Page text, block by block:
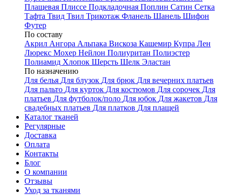
Плащевая Плиссе Подкладочная Поплин Сатин Сетка
Тафта Твид Твил Трикотаж Фланель Шанель Шифон
Футер
По составу
Акрил Ангора Альпака Вискоза Кашемир Купра Лен
Люрекс Мохер Нейлон Полиуритан Полиэстер
Полиамид Хлопок Шерсть Шелк Эластан
По назначению
Для белья Для блузок Для брюк Для вечерних платьев
Для пальто Для курток Для костюмов Для сорочек Для
платьев Для футболок/поло Для юбок Для жакетов Для
свадебных платьев Для платков Для плащей
Каталог тканей
Регулярные
Доставка
Оплата
Контакты
Блог
О компании
Отзывы
Уход за тканями